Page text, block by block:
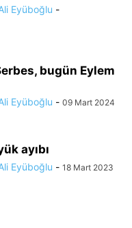
Eyüboğlu -
bugün Eylem
Eyüboğlu - 09 Mart 2024
ayıbı
Eyüboğlu - 18 Mart 2023